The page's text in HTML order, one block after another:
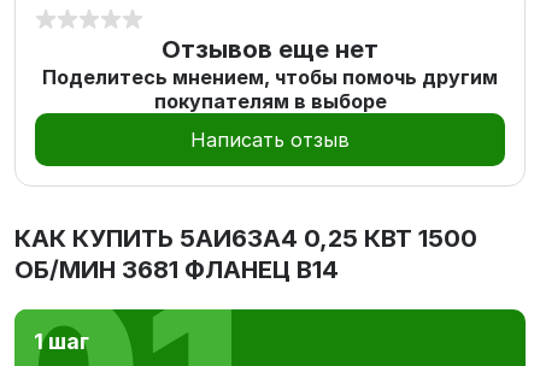
Отзывов еще нет
Поделитесь мнением, чтобы помочь другим
покупателям в выборе
Написать отзыв
КАК КУПИТЬ 5АИ63А4 0,25 КВТ 1500
ОБ/МИН 3681 ФЛАНЕЦ В14
1 шаг